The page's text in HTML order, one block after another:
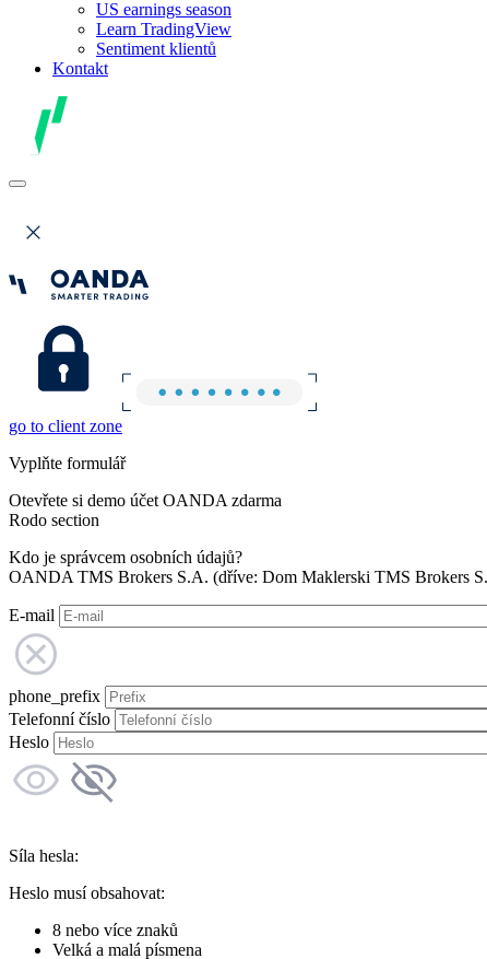
US earnings season
Learn TradingView
Sentiment klientů
Kontakt
go to client zone
Vyplňte formulář
Otevřete si demo účet OANDA zdarma
Rodo section
Kdo je správcem osobních údajů?
OANDA TMS Brokers S.A. (dříve: Dom Maklerski TMS Brokers
E-mail
phone_prefix
Telefonní číslo
Heslo
Síla hesla:
Heslo musí obsahovat:
8 nebo více znaků
Velká a malá písmena